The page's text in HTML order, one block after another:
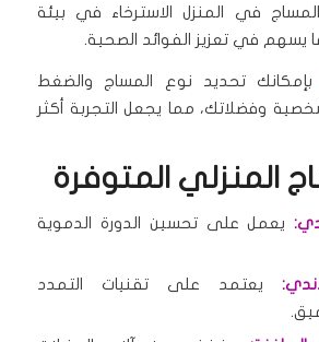
في المنزل الاسترخاء في بيئة
يسهم في تعزيز الفوائد الصحية.
بإمكانك تحديد نوع المساج والضغط
وفضلاتك، مما يجعل التجربة أكثر
المنزلي المتوفرة
يعمل على تحسين الدورة الدموية
يعتمد على تقنيات التمدد